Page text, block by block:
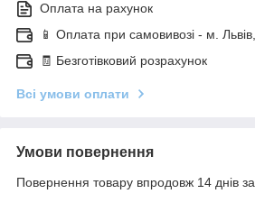
Оплата на рахунок
📱 Оплата при самовивозі - м.
🧾 Безготівковий розрахунок
Всі умови оплати
Умови повернення
Повернення товару впродовж 14 днів